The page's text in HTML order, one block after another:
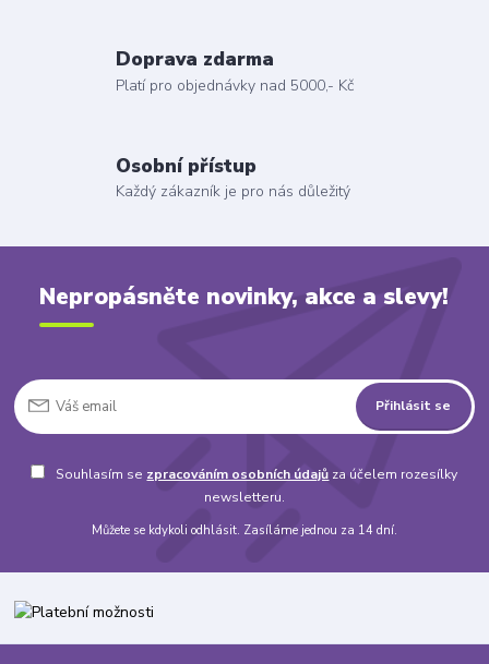
Doprava zdarma
Platí pro objednávky nad 5000,- Kč
Osobní přístup
Každý zákazník je pro nás důležitý
Nepropásněte novinky, akce a slevy!
Přihlásit se
Souhlasím se zpracováním osobních údajů za účelem rozesílky
newsletteru.
Můžete se kdykoli odhlásit. Zasíláme jednou za 14 dní.